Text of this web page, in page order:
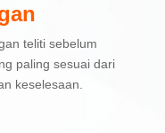
teliti sebelum
paling sesuai dari
keselesaan.